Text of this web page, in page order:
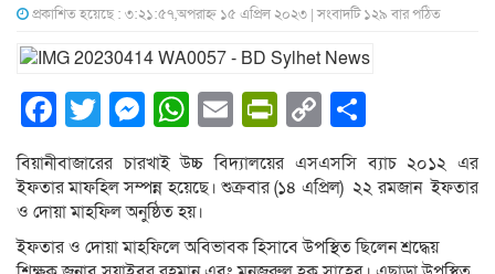
প্রকাশিত হয়েছে : ৩:২১:৫৭,অপরাহ্ন ১৫ এপ্রিল ২০২৩ | সংবাদটি ১২৯ বার পঠিত
Facebook
Twitter
Messenger
WhatsApp
EmailPrintFriendly
Copy
Link
বিয়ানীবাজারের চারখাই উচ্চ বিদ্যালয়ের এসএসসি ব্যাচ ২০১২ এর
ইফতার মাফহিল সম্পন্ন হয়েছে। শুক্রবার (১৪ এপ্রিল) ২২ রমজান ইফতার
ও দোয়া মাহফিল অনুষ্ঠিত হয়।
ইফতার ও দোয়া মাহফিলে অবিভাবক হিসাবে উপস্থিত ছিলেন শ্রদ্ধেয়